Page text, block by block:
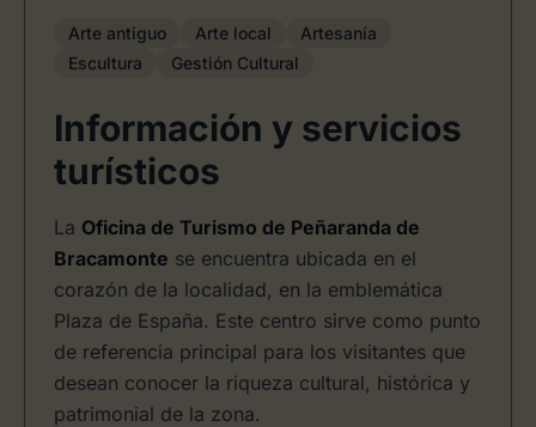
Arte antiguo Arte local
Artesanía
Escultura
Gestión Cultural
Información y servicios
turísticos
La Oficina de Turismo de Peñaranda de
Bracamonte se encuentra ubicada en el
corazón de la localidad, en la emblemática
Plaza de España. Este centro sirve como punto
de referencia principal para los visitantes que
desean conocer la riqueza cultural, histórica y
patrimonial de la zona.